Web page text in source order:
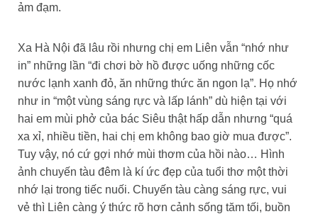
ảm đạm.
Xa Hà Nội đã lâu rồi nhưng chị em Liên vẫn “nhớ như
in” những lần “đi chơi bờ hồ được uống những cốc
nước lạnh xanh đỏ, ăn những thức ăn ngon lạ”. Họ nhớ
như in “một vùng sáng rực và lấp lánh” dù hiện tại với
hai em mùi phở của bác Siêu thật hấp dẫn nhưng “quá
xa xỉ, nhiều tiền, hai chị em không bao giờ mua được”.
Tuy vậy, nó cứ gợi nhớ mùi thơm của hồi nào… Hình
ảnh chuyến tàu đêm là kí ức đẹp của tuổi thơ một thời
nhớ lại trong tiếc nuối. Chuyến tàu càng sáng rực, vui
vẻ thì Liên càng ý thức rõ hơn cảnh sống tăm tối, buồn